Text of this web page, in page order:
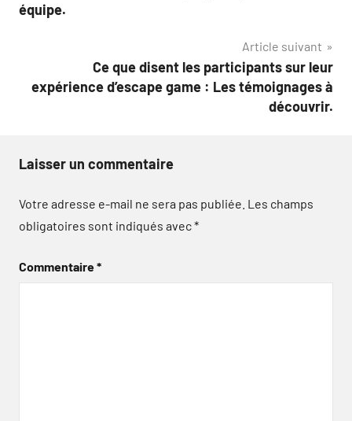
l’article
équipe.
Article suivant
Ce que disent les participants sur leur
expérience d’escape game : Les témoignages à
découvrir.
Laisser un commentaire
Votre adresse e-mail ne sera pas publiée. Les champs
obligatoires sont indiqués avec*
Commentaire*